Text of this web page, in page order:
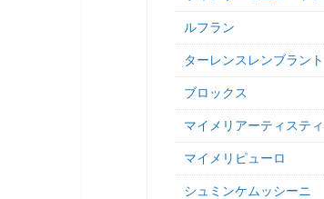
ルフラン
ターレンスレンブラント
ブロックス
マイメリアーティスティ
マイメリピューロ
シュミンケムッシーニ